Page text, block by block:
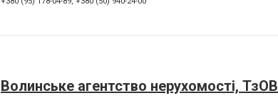
Волинське агентство нерухомості, ТзОВ